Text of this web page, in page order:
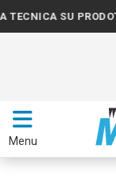
SU PRODOTTI
Menu